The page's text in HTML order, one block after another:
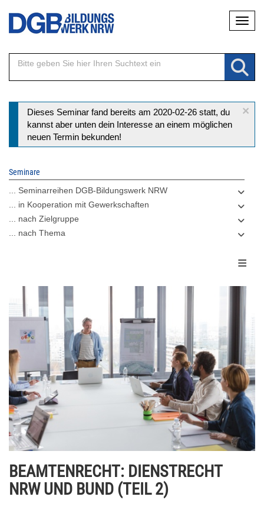
Direkt
Inhalt
×
Statusmeldung
Dieses Seminar fand bereits am 2020-02-26 statt, du
kannst aber unten dein Interesse an einem möglichen
neuen Termin bekunden!
Seminare
... Seminarreihen DGB-Bildungswerk NRW
... in Kooperation mit Gewerkschaften
... nach Zielgruppe
... nach Thema
BEAMTENRECHT: DIENSTRECHT
NRW UND BUND (TEIL 2)